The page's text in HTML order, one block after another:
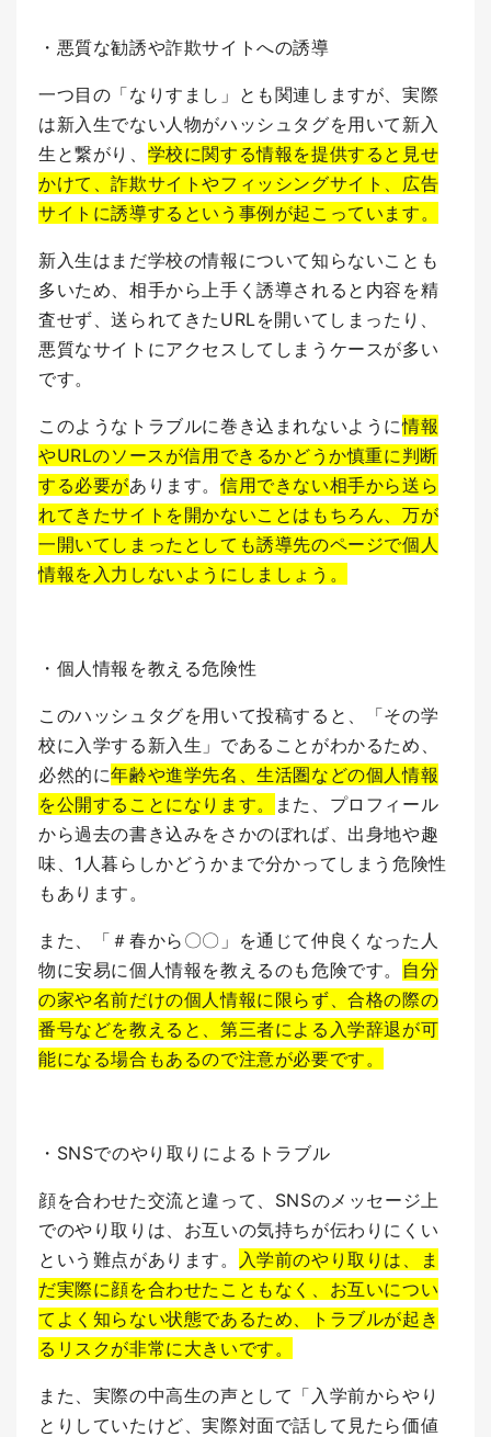
・悪質な勧誘や詐欺サイトへの誘導
一つ目の「なりすまし」とも関連しますが、実際
は新入生でない人物がハッシュタグを用いて新入
生と繋がり、 学校に関する情報を提供すると見せ
かけて、詐欺サイトやフィッシングサイト、広告
サイトに誘導するという事例が起こっています。
新入生はまだ学校の情報について知らないことも
多いため、相手から上手く誘導されると内容を精
査せず、送られてきたURLを開いてしまったり、
悪質なサイトにアクセスしてしまうケースが多い
です。
このようなトラブルに巻き込まれないように情報
やURLのソースが信用できるかどうか慎重に判断
する必要があります。信用できない相手から送ら
れてきたサイトを開かないことはもちろん、万が
一開いてしまったとしても誘導先のページで個人
情報を入力しないようにしましょう。
・個人情報を教える危険性
このハッシュタグを用いて投稿すると、「その学
校に入学する新入生」であることがわかるため、
必然的に年齢や進学先名、生活圏などの個人情報
を公開することになります。
また、プロフィール
から過去の書き込みをさかのぼれば、出身地や趣
味、1人暮らしかどうかまで分かってしまう危険性
もあります。
また、「＃春から〇〇」を通じて仲良くなった人
物に安易に個人情報を教えるのも危険です。 自分
の家や名前だけの個人情報に限らず、合格の際の
番号などを教えると、第三者による入学辞退が可
能になる場合もあるので注意が必要です。
・SNSでのやり取りによるトラブル
顔を合わせた交流と違って、SNSのメッセージ上
でのやり取りは、お互いの気持ちが伝わりにくい
という難点があります。
入学前のやり取りは、ま
だ実際に顔を合わせたこともなく、お互いについ
てよく知らない状態であるため、トラブルが起き
るリスクが非常に大きいです。
また、実際の中高生の声として「入学前からやり
とりしていたけど、実際対面で話して見たら価値